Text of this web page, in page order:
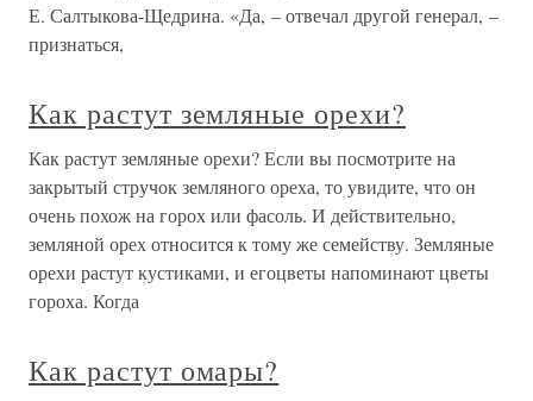
Е. Салтыкова-Щедрина. «Да, – отвечал другой генерал, –
признаться,
Как растут земляные орехи?
Как растут земляные орехи? Если вы посмотрите на
закрытый стручок земляного ореха, то увидите, что он
очень похож на горох или фасоль. И действительно,
земляной орех относится к тому же семейству. Земляные
орехи растут кустиками, и егоцветы напоминают цветы
гороха. Когда
Как растут омары?